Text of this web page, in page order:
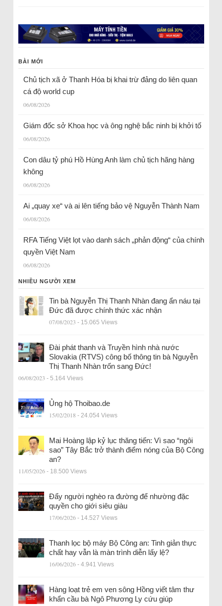
BÀI MỚI
Chủ tịch xã ở Thanh Hóa bị khai trừ đảng do liên quan
cá độ world cup
06/08/2026
Giám đốc sở Khoa học và ông nghệ bắc ninh bị khởi tố
06/08/2026
Con dâu tỷ phú Hồ Hùng Anh làm chủ tịch hãng hàng
không
06/08/2026
Ai „quay xe“ và ai lên tiếng bảo vệ Nguyễn Thành Nam
06/08/2026
RFA Tiếng Việt lọt vào danh sách „phản động“ của chính
quyền Việt Nam
06/08/2026
NHIỀU NGƯỜI XEM
Tin bà Nguyễn Thị Thanh Nhàn đang ẩn náu tại
Đức đã được chính thức xác nhận
07/08/2023 - 15.065 Views
Đài phát thanh và Truyền hình nhà nước
Slovakia (RTVS) công bố thông tin bà Nguyễn
Thị Thanh Nhàn trốn sang Đức!
06/08/2023 - 5.164 Views
Ủng hộ Thoibao.de
15/02/2018 - 24.054 Views
Mai Hoàng lập kỷ lục thăng tiến: Vì sao “ngôi
sao” Tây Bắc trở thành điểm nóng của Bộ Công
an?
11/05/2026 - 18.500 Views
Đẩy người nghèo ra đường để nhường đặc
quyền cho giới siêu giàu
17/06/2026 - 14.527 Views
Thanh lọc bộ máy Bộ Công an: Tinh giản thực
chất hay vẫn là màn trình diễn lấy lệ?
16/06/2026 - 4.941 Views
Hàng loạt trẻ em ven sông Hồng viết tâm thư
khẩn cầu bà Ngô Phương Ly cứu giúp